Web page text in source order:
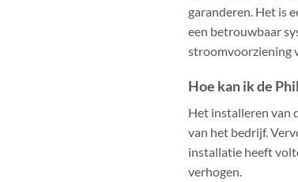
garanderen. Het is
een betrouwbaar
stroomvoorziening
Hoe kan ik de
Het installeren van
van het bedrijf.
installatie heeft
verhogen.